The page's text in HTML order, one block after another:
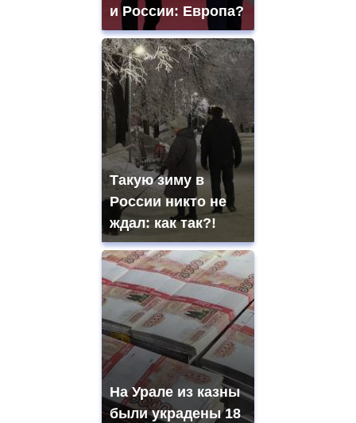
и России: Европа?
Такую зиму в
России никто не
ждал: как так?!
На Урале из казны
были украдены 18